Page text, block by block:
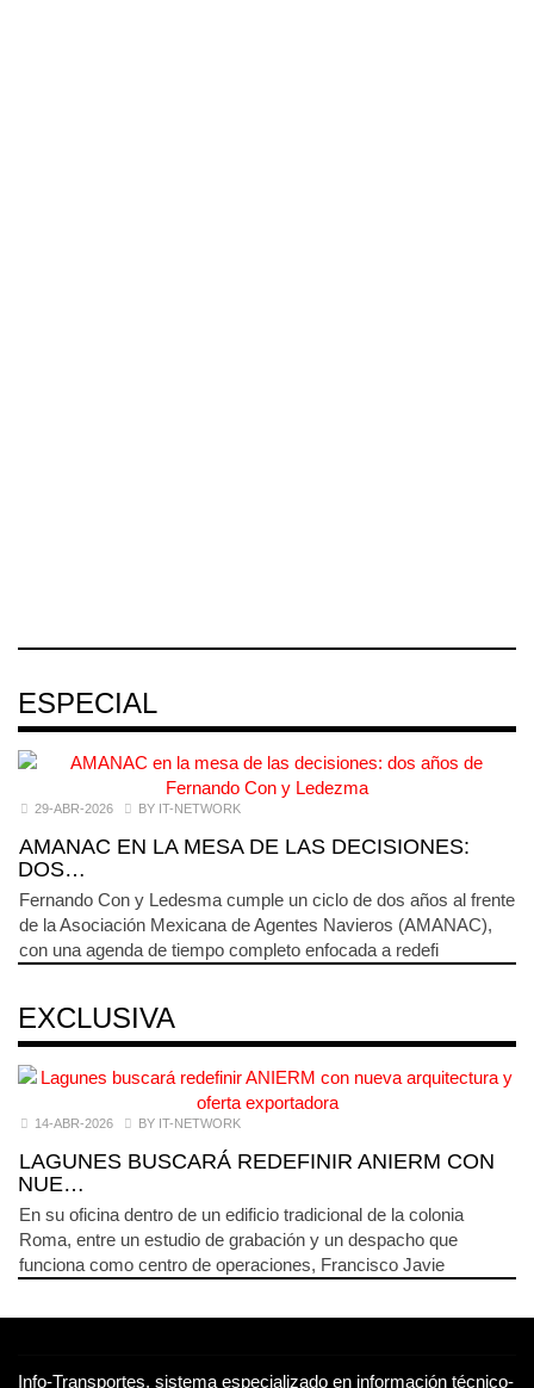
ESPECIAL
29-ABR-2026 BY IT-NETWORK
AMANAC EN LA MESA DE LAS DECISIONES:
DOS…
Fernando Con y Ledesma cumple un ciclo de dos años al frente
de la Asociación Mexicana de Agentes Navieros (AMANAC),
con una agenda de tiempo completo enfocada a redefi
EXCLUSIVA
14-ABR-2026 BY IT-NETWORK
LAGUNES BUSCARÁ REDEFINIR ANIERM CON
NUE…
En su oficina dentro de un edificio tradicional de la colonia
Roma, entre un estudio de grabación y un despacho que
funciona como centro de operaciones, Francisco Javie
Info-Transportes, sistema especializado en información técnico-